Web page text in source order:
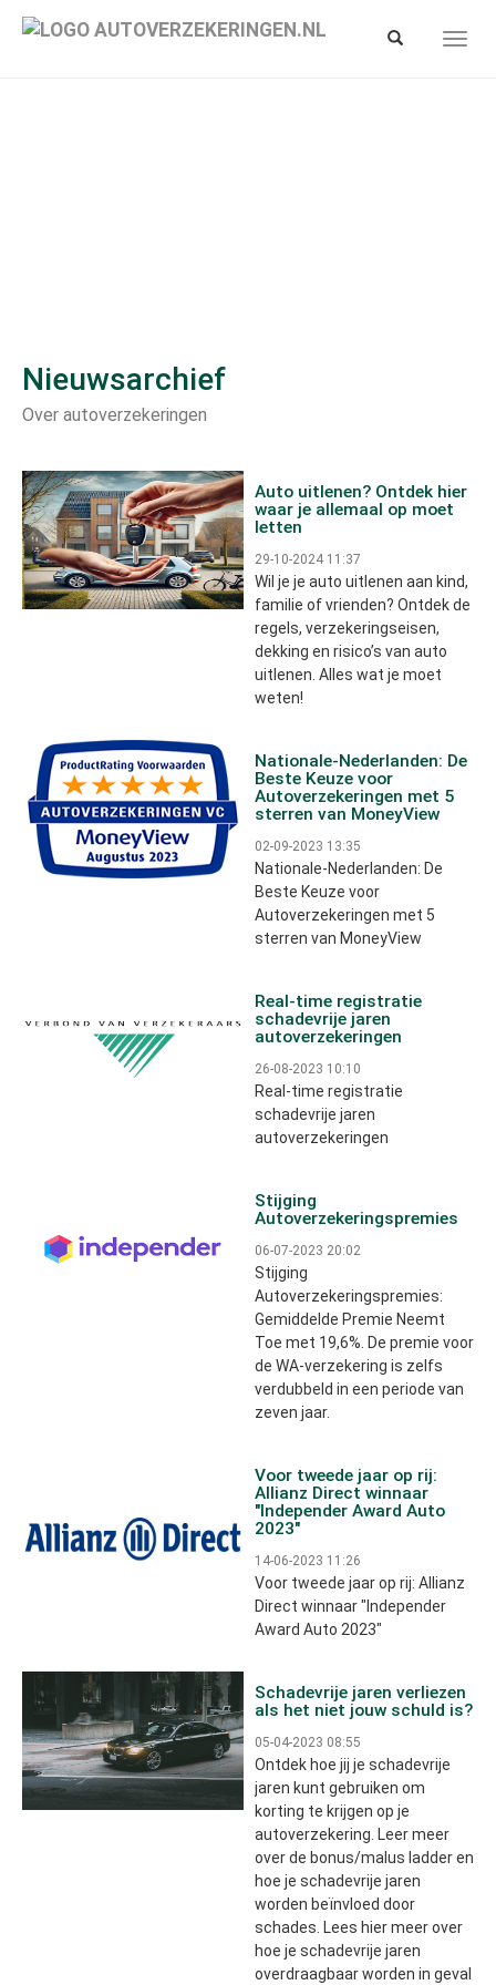
naar
Toon/verberg
Nieuwsarchief
Over autoverzekeringen
Auto uitlenen? Ontdek hier
waar je allemaal op moet
letten
29-10-2024 11:37
Wil je je auto uitlenen aan kind,
familie of vrienden? Ontdek de
regels, verzekeringseisen,
dekking en risico’s van auto
uitlenen. Alles wat je moet
weten!
Nationale-Nederlanden: De
Beste Keuze voor
Autoverzekeringen met 5
sterren van MoneyView
02-09-2023 13:35
Nationale-Nederlanden: De
Beste Keuze voor
Autoverzekeringen met 5
sterren van MoneyView
Real-time registratie
schadevrije jaren
autoverzekeringen
26-08-2023 10:10
Real-time registratie
schadevrije jaren
autoverzekeringen
Stijging
Autoverzekeringspremies
06-07-2023 20:02
Stijging
Autoverzekeringspremies:
Gemiddelde Premie Neemt
Toe met 19,6%. De premie voor
de WA-verzekering is zelfs
verdubbeld in een periode van
zeven jaar.
Voor tweede jaar op rij:
Allianz Direct winnaar
"Independer Award Auto
2023"
14-06-2023 11:26
Voor tweede jaar op rij: Allianz
Direct winnaar "Independer
Award Auto 2023"
Schadevrije jaren verliezen
als het niet jouw schuld is?
05-04-2023 08:55
Ontdek hoe jij je schadevrije
jaren kunt gebruiken om
korting te krijgen op je
autoverzekering. Leer meer
over de bonus/malus ladder en
hoe je schadevrije jaren
worden beïnvloed door
schades. Lees hier meer over
hoe je schadevrije jaren
overdraagbaar worden in geval